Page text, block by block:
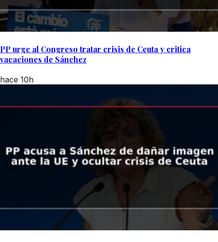
PP urge al Congreso tratar crisis de Ceuta y critica
vacaciones de Sánchez
hace 10h